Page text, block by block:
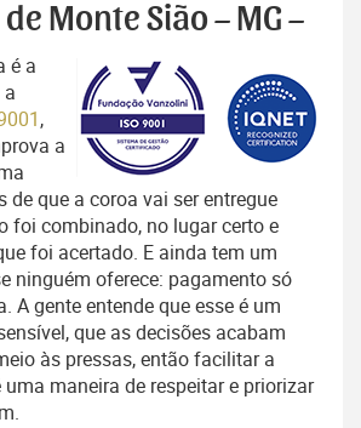
Monte Sião – MG –
é a
,
a
de que a coroa vai ser entregue
foi combinado, no lugar certo e
foi acertado. E ainda tem um
ninguém oferece: pagamento só
A gente entende que esse é um
que as decisões acabam
às pressas, então facilitar a
maneira de respeitar e priorizar